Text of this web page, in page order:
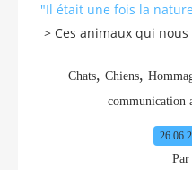
"Il était une fois la
> Ces animaux qui
Chats, Chiens,
communication